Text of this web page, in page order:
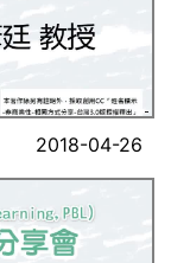
2018-04-26